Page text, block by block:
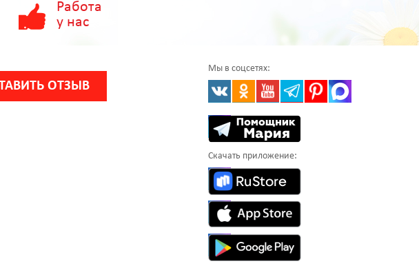
Работа
у нас
ОТЗЫВ
Мы в соцсетях:
Скачать приложение: